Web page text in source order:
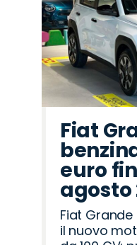
Fiat
euro
agosto
Fiat
il nuovo